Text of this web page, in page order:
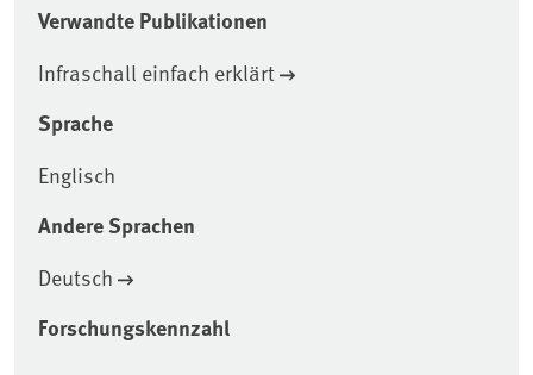
Verwandte Publikationen
Infraschall einfach erklärt
Sprache
Englisch
Andere Sprachen
Deutsch
Forschungskennzahl